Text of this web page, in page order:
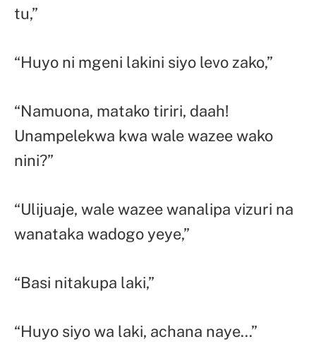
tu,”
“Huyo ni mgeni lakini siyo levo zako,”
“Namuona, matako tiriri, daah!
Unampelekwa kwa wale wazee wako
nini?”
“Ulijuaje, wale wazee wanalipa vizuri na
wanataka wadogo yeye,”
“Basi nitakupa laki,”
“Huyo siyo wa laki, achana naye…”